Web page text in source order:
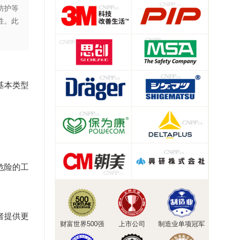
护等
。此
本类型
险的工
提供更
财富世界500强 上市公司 制造业单项冠军